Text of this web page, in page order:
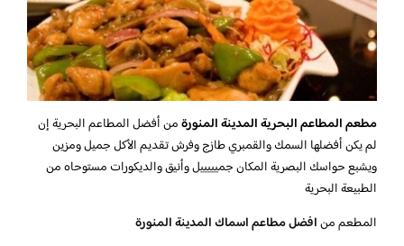
مطعم المطاعم البحرية المدينة المنورةمن أفضل المطاعم البحرية إن
لم يكن أفضلها السمك والقمبري طازج وفرش تقديم الأكل جميل ومزين
ويشبع حواسك البصرية المكان جميييييل وأنيق والديكورات مستوحاه من
الطبيعة البحرية
المطعم منافضل مطاعم اسماك المدينة المنورة